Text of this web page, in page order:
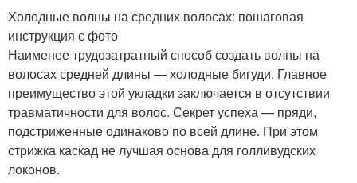
Холодные волны на средних волосах: пошаговая
инструкция с фото
Наименее трудозатратный способ создать волны на
волосах средней длины — холодные бигуди. Главное
преимущество этой укладки заключается в отсутствии
травматичности для волос. Секрет успеха — пряди,
подстриженные одинаково по всей длине. При этом
стрижка каскад не лучшая основа для голливудских
локонов.